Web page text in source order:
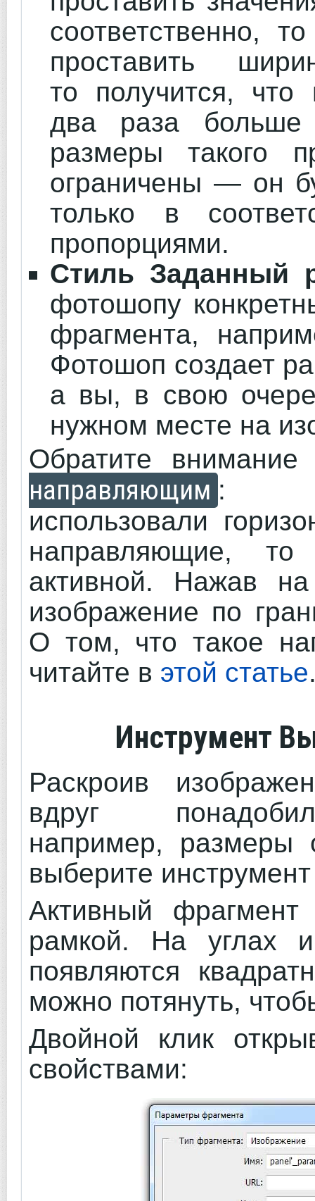
соответственно,
проставить
то получится, что
два раза
размеры такого
ограничены — он
только в
пропорциями.
Стиль Заданный
фотошопу
фрагмента,
Фотошоп создает
а вы, в свою
нужном месте на
Обратите
направляющим :
использовали
направляющие,
активной. Нажав
изображение по
О том, что такое
читайте в этой статье
Инструмент
Раскроив
вдруг
например, размеры
выберите
Активный фрагмент
рамкой. На углах
появляются
можно потянуть,
Двойной клик
свойствами: